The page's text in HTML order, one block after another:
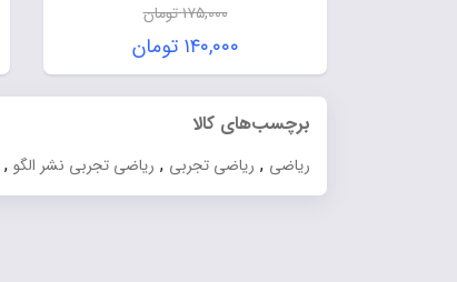
۱۷۵,۰۰۰تومان
قیمت
اصلی:
۱۷۵,۰۰۰ تومان
۱۴۰,۰۰۰ تومان
قیمت
فعلی:
برچسب‌های کالا
ریاضی , ریاضی تجربی , ریاضی تجربی نشر الگو ,